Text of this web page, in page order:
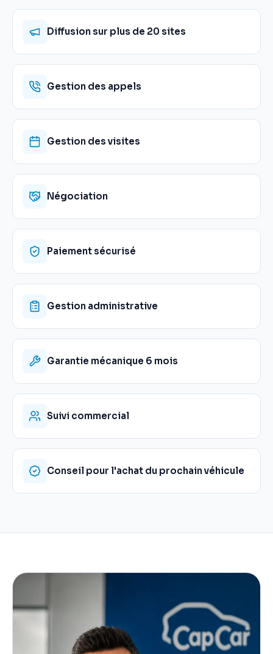
Diffusion sur plus de 20 sites
Gestion des appels
Gestion des visites
Négociation
Paiement sécurisé
Gestion administrative
Garantie mécanique 6 mois
Suivi commercial
Conseil pour l'achat du prochain véhicule